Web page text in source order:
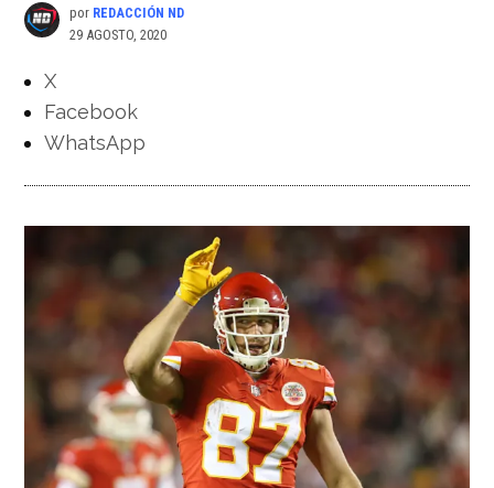
por REDACCIÓN ND
29 AGOSTO, 2020
X
Facebook
WhatsApp